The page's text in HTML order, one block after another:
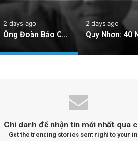
2 days ago
Ông Đoàn Bảo Châu Tuyên Bố Tự Bào Chữa Sau Án 7 Năm Tù Vắng Mặt Vì ‘Tuyên Truyền Chống Nhà Nước’
2 days ago
Ghi danh để nhận tin mới nhất qua
Get the trending stories sent right to your